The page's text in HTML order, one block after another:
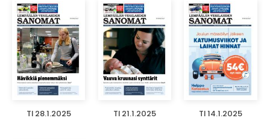
TI 28.1.2025 TI 21.1.2025 TI 14.1.2025